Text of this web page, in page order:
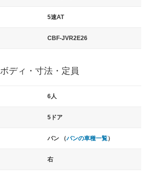
5速AT
CBF-JVR2E26
ボディ・寸法・定員
6人
5ドア
バン （バンの車種一覧）
右